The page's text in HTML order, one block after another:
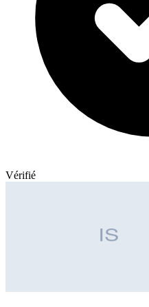
Vérifié